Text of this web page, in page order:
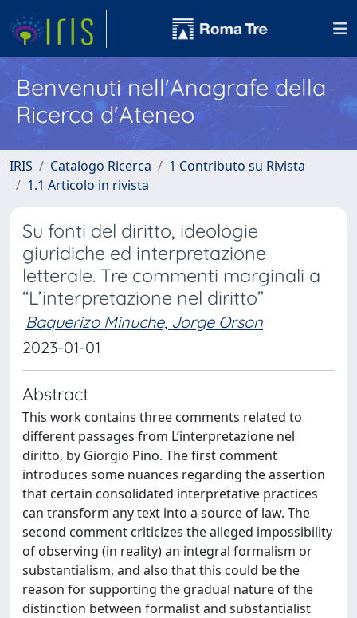
Benvenuti nell'Anagrafe della
Ricerca d'Ateneo
IRIS Catalogo Ricerca
1 Contributo su Rivista
1.1 Articolo in rivista
Su fonti del diritto, ideologie
giuridiche ed interpretazione
letterale. Tre commenti marginali a
“L’interpretazione nel diritto”
Baquerizo Minuche, Jorge Orson
2023-01-01
Abstract
This work contains three comments related to
different passages from L’interpretazione nel
diritto, by Giorgio Pino. The first comment
introduces some nuances regarding the assertion
that certain consolidated interpretative practices
can transform any text into a source of law. The
second comment criticizes the alleged impossibility
of observing (in reality) an integral formalism or
substantialism, and also that this could be the
reason for supporting the gradual nature of the
distinction between formalist and substantialist